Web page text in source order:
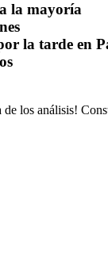
la mayoría
la tarde en
los análisis!